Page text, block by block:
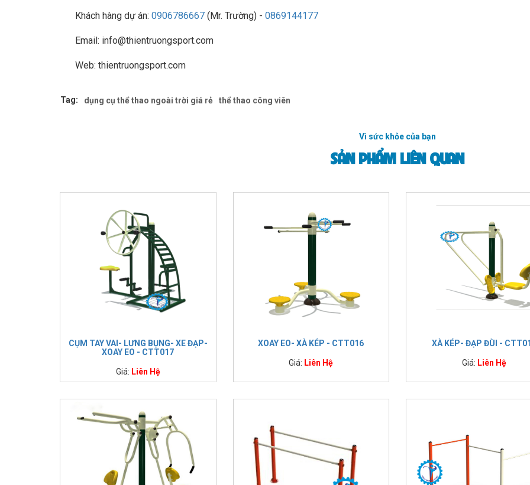
Khách hàng dự án: 0906786667 (Mr. Trường) - 0869144177
Email: info@thientruongsport.com
Web: thientruongsport.com
Tag: dụng cụ thể thao ngoài trời giá rẻ thể thao công viên
Vì sức khỏe của bạn
SẢN PHẨM LIÊN QUAN
CỤM TAY VAI- LƯNG BỤNG- XE ĐẠP-
XOAY EO - CTT017
Giá: Liên Hệ
XOAY EO- XÀ KÉP - CTT016
Giá: Liên Hệ
XÀ KÉP- ĐẠP ĐÙI -
Giá: Liên Hệ